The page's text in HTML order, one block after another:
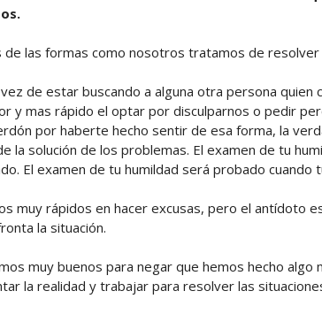
de las formas como nosotros tratamos de
vez de estar buscando a alguna otra persona quien
y mas rápido el optar por disculparnos o pedir
por haberte hecho sentir de esa forma, la
la solución de los problemas. El examen de tu
El examen de tu humildad será probado cuando
muy rápidos en hacer excusas, pero el antídoto
la situación.
muy buenos para negar que hemos hecho
la realidad y trabajar para resolver las